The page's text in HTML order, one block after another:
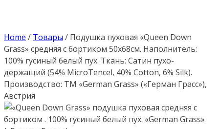
Home / Товары / Подушка пуховая «Queen Down
Grass» средняя с бортиком 50х68см. Наполнитель:
100% гусиный белый пух. Ткань: Сатин пухо-
держащий (54% MicroTencel, 40% Cotton, 6% Silk).
Производство: ТМ «German Grass» («Герман Грасс»),
Австрия